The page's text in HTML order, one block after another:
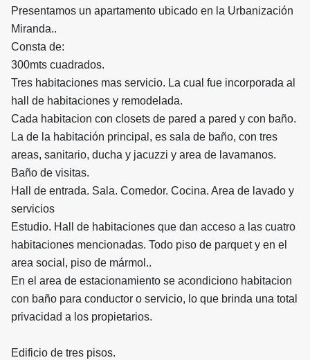
Presentamos un apartamento ubicado en la Urbanización
Miranda..
Consta de:
300mts cuadrados.
Tres habitaciones mas servicio. La cual fue incorporada al
hall de habitaciones y remodelada.
Cada habitacion con closets de pared a pared y con baño.
La de la habitación principal, es sala de baño, con tres
areas, sanitario, ducha y jacuzzi y area de lavamanos.
Baño de visitas.
Hall de entrada. Sala. Comedor. Cocina. Area de lavado y
servicios
Estudio. Hall de habitaciones que dan acceso a las cuatro
habitaciones mencionadas. Todo piso de parquet y en el
area social, piso de mármol..
En el area de estacionamiento se acondiciono habitacion
con baño para conductor o servicio, lo que brinda una total
privacidad a los propietarios.
Edificio de tres pisos.